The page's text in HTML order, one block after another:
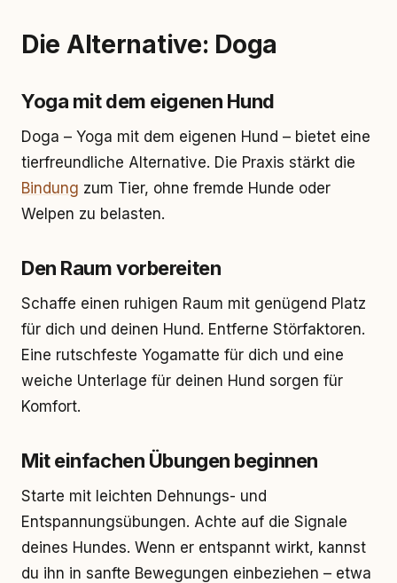
Die Alternative: Doga
Yoga mit dem eigenen Hund
Doga – Yoga mit dem eigenen Hund – bietet eine
tierfreundliche Alternative. Die Praxis stärkt die
Bindung zum Tier, ohne fremde Hunde oder
Welpen zu belasten.
Den Raum vorbereiten
Schaffe einen ruhigen Raum mit genügend Platz
für dich und deinen Hund. Entferne Störfaktoren.
Eine rutschfeste Yogamatte für dich und eine
weiche Unterlage für deinen Hund sorgen für
Komfort.
Mit einfachen Übungen beginnen
Starte mit leichten Dehnungs- und
Entspannungsübungen. Achte auf die Signale
deines Hundes. Wenn er entspannt wirkt, kannst
du ihn in sanfte Bewegungen einbeziehen – etwa